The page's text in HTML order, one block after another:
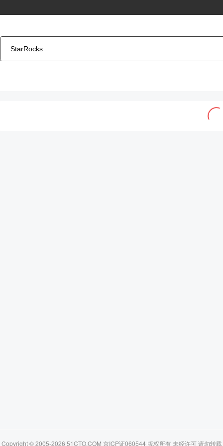
Copyright © 2005-2026 51CTO.COM 京ICP证060544 版权所有 未经许可 请勿转载